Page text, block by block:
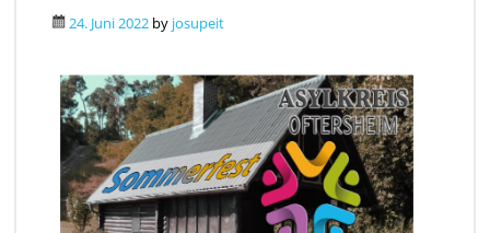
24. Juni 2022 by josupeit